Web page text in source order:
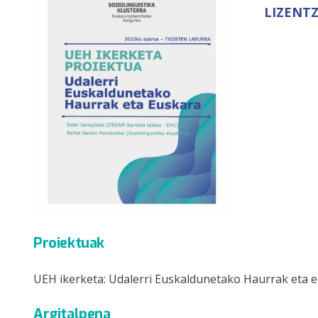
Proiektuak
UEH ikerketa: Udalerri Euskaldunetako Haurrak eta
Argitalpena